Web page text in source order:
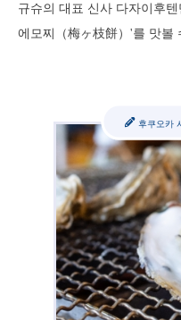
규슈의 대표 신사 다자이후
에모찌（梅ヶ枝餅）'를 맛
후쿠오카